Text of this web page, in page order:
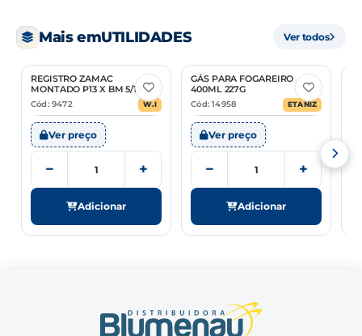
Mais emUTILIDADES Ver todos
REGISTRO ZAMAC
MONTADO P13 X BM 5/16
COM MANGUEIRA 1M PARA
Cód: 9472 W.I
Ver preço
− +
Adicionar
GÁS PARA FOGAREIRO
400ML 227G
Cód: 14958
ETANIZ
Ver preço
− +
Adicionar